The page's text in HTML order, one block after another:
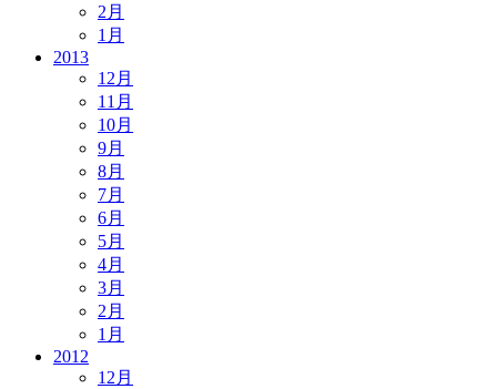
2月
1月
2013
12月
11月
10月
9月
8月
7月
6月
5月
4月
3月
2月
1月
2012
12月